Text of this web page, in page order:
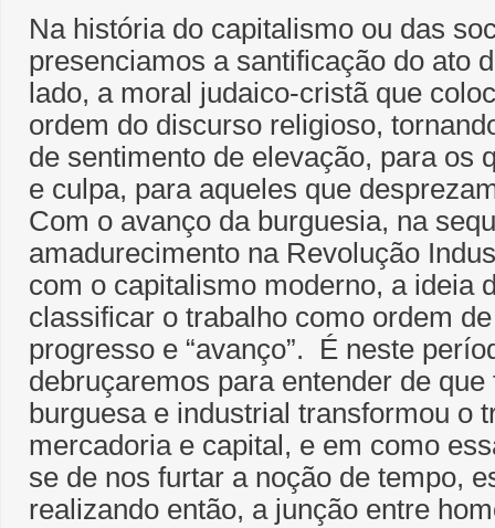
Na história do capitalismo ou das
presenciamos a santificação do ato
lado, a moral judaico-cristã que
ordem do discurso religioso,
de sentimento de elevação, para os
e culpa, para aqueles que
Com o avanço da burguesia, na
amadurecimento na Revolução
com o capitalismo moderno, a ideia
classificar o trabalho como ordem
progresso e “avanço”. É neste
debruçaremos para entender de
burguesa e industrial transformou o
mercadoria e capital, e em como
se de nos furtar a noção de tempo,
realizando então, a junção entre